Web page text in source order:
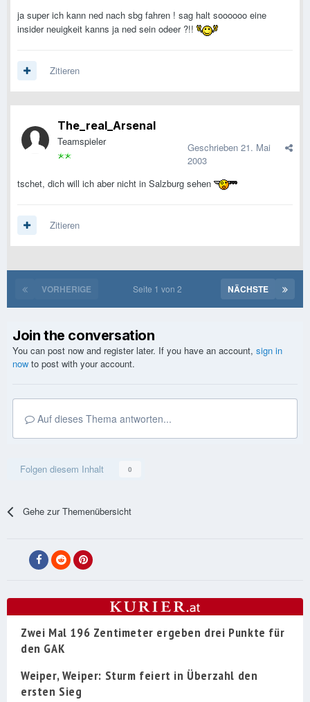
ja super ich kann ned nach sbg fahren ! sag halt soooooo eine
insider neuigkeit kanns ja ned sein odeer ?!!
Zitieren
The_real_Arsenal
Teamspieler Geschrieben 21. Mai
2003
tschet, dich will ich aber nicht in Salzburg sehen
Zitieren
VORHERIGE NÄCHSTE
Seite 1 von 2
Join the conversation
You can post now and register later. If you have an account, sign in
now to post with your account.
Auf dieses Thema antworten...
Folgen diesem Inhalt 0
Gehe zur Themenübersicht
Zwei Mal 196 Zentimeter ergeben drei Punkte für
den GAK
Weiper, Weiper: Sturm feiert in Überzahl den
ersten Sieg